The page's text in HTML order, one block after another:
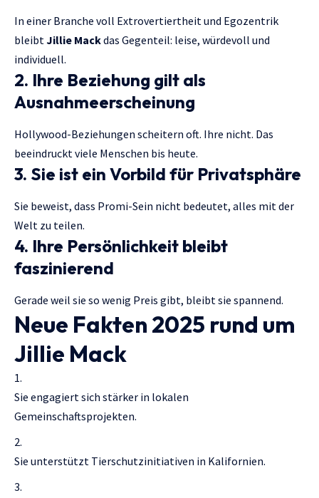
In einer Branche voll Extrovertiertheit und Egozentrik
bleibt Jillie Mackdas Gegenteil: leise, würdevoll und
individuell.
2. Ihre Beziehung gilt als
Ausnahmeerscheinung
Hollywood-Beziehungen scheitern oft. Ihre nicht. Das
beeindruckt viele Menschen bis heute.
3. Sie ist ein Vorbild für Privatsphäre
Sie beweist, dass Promi-Sein nicht bedeutet, alles mit der
Welt zu teilen.
4. Ihre Persönlichkeit bleibt
faszinierend
Gerade weil sie so wenig Preis gibt, bleibt sie spannend.
Neue Fakten 2025 rund um
Jillie Mack
Sie engagiert sich stärker in lokalen
Gemeinschaftsprojekten.
Sie unterstützt Tierschutzinitiativen in Kalifornien.